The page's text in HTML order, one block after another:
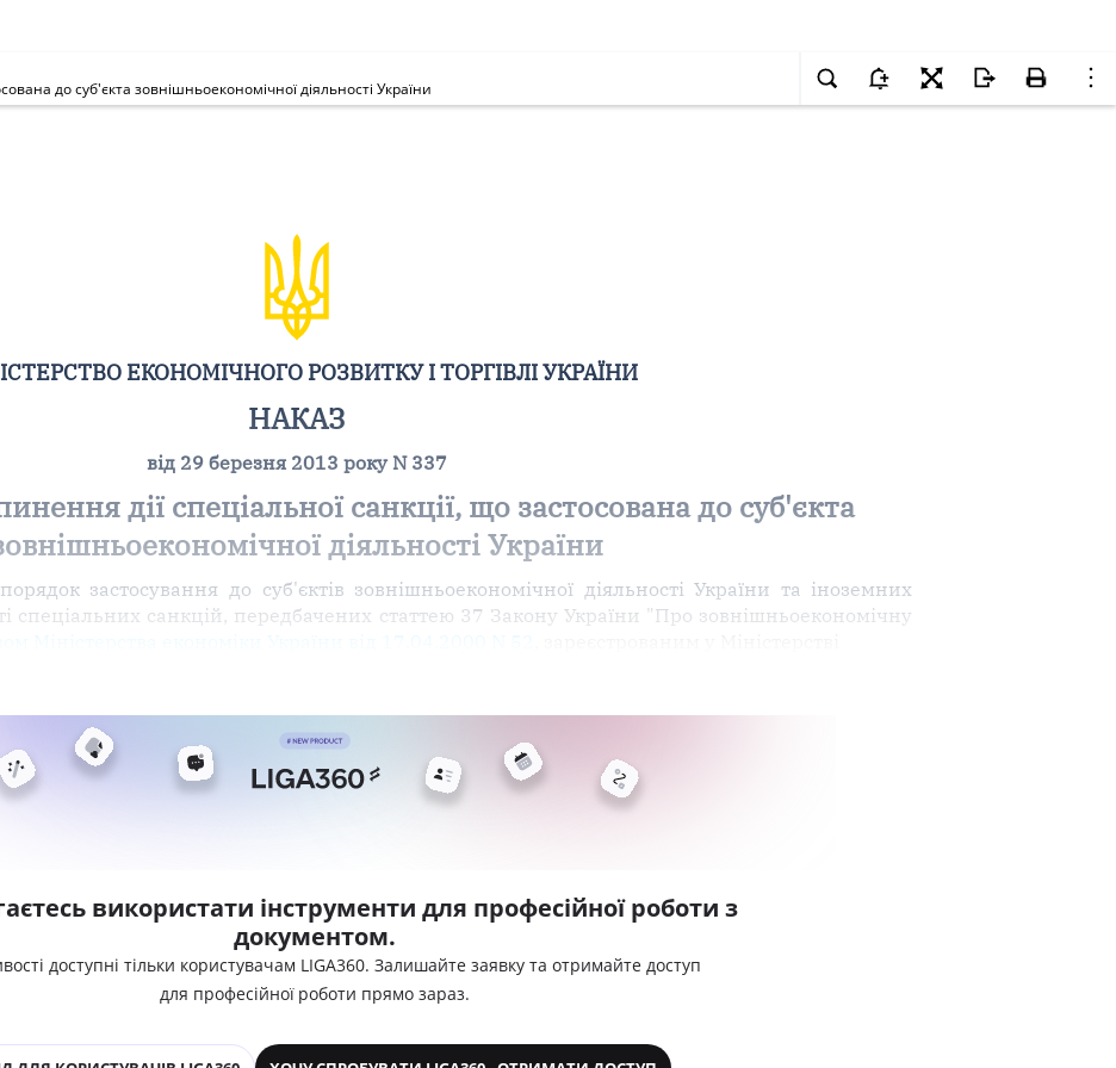
до суб'єкта зовнішньоекономічної діяльності України
ЕКОНОМІЧНОГО РОЗВИТКУ І ТОРГІВЛІ УКРАЇНИ
НАКАЗ
від 29 березня 2013 року N 337
дії спеціальної санкції, що застосована до суб'єкта
діяльності України
застосування до суб'єктів зовнішньоекономічної діяльності України та іноземних
спеціальних санкцій, передбачених статтею 37 Закону України "Про зовнішньоекономічну
використати інструменти для професійної роботи з
документом.
доступні тільки користувачам LIGA360. Залишайте заявку та отримайте доступ
для професійної роботи прямо зараз.